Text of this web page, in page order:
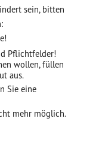
sein, bitten
Pflichtfelder!
wollen, füllen
aus.
Sie eine
mehr möglich.